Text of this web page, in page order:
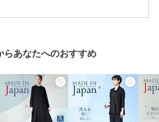
ブラウス
商品のお取り扱い方法
スーツ・セットアップ
ニット素材
/ ポリエステル素材
LL･13号以上あり /洗える
らあなたへのおすすめ